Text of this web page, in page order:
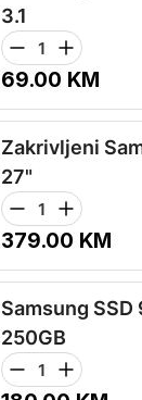
3.1
69.00 KM
Zakrivljeni
27"
379.00 KM
Samsung SSD
250GB